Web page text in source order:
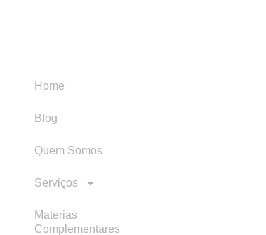
Home
Blog
Quem Somos
Serviços
Materias
Complementares